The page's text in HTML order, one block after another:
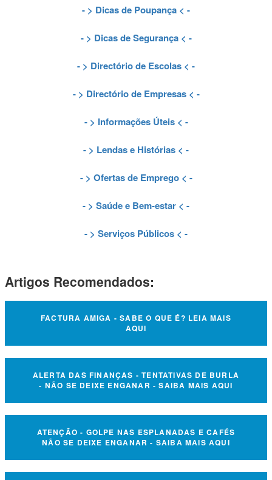
- > Dicas de Poupança < -
- > Dicas de Segurança< -
- > Directório de Escolas < -
- > Directório de Empresas< -
- > Informações Úteis< -
- > Lendas e Histórias < -
- > Ofertas de Emprego< -
- > Saúde e Bem-estar < -
- > Serviços Públicos < -
Artigos Recomendados:
FACTURA AMIGA - SABE O QUE É? LEIA MAIS
AQUI
ALERTA DAS FINANÇAS - TENTATIVAS DE BURLA
- NÃO SE DEIXE ENGANAR - SAIBA MAIS AQUI
ATENÇÃO - GOLPE NAS ESPLANADAS E CAFÉS
NÃO SE DEIXE ENGANAR - SAIBA MAIS AQUI